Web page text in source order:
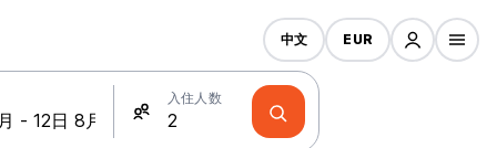
入住人数
中文 EUR